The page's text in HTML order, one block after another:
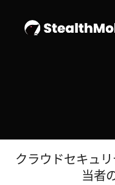
クラウドセキュ
当者